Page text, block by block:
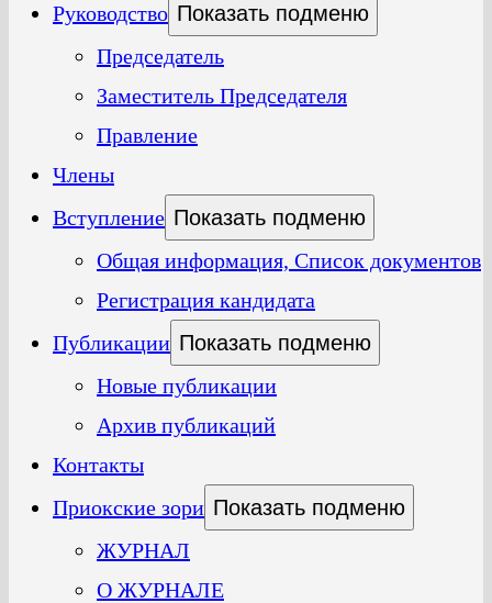
Руководство Показать подменю
Председатель
Заместитель Председателя
Правление
Члены
Вступление Показать подменю
Общая информация, Список документов
Регистрация кандидата
Публикации Показать подменю
Новые публикации
Архив публикаций
Контакты
Приокские зори Показать подменю
ЖУРНАЛ
О ЖУРНАЛЕ